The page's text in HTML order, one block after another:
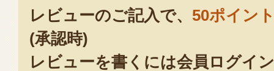
レビューのご記入で、 50ポイン
(承認時)
レビューを書くには会員ログイ